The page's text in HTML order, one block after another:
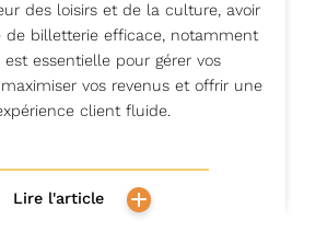
des loisirs et de la culture, avoir
de billetterie efficace, notamment
est essentielle pour gérer vos
vos revenus et offrir une
client fluide.
Lire l'article